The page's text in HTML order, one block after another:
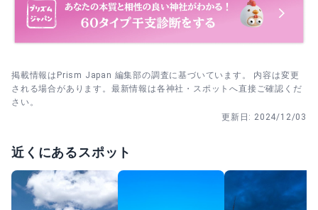
アクセスが良いので、会社帰りに会社仲間とふらっとプロ野
球観戦に行けました！良い思い出です！🍺
もっとみる
掲載情報はPrism Japan 編集部の調査に基づいています。 内容は変更
される場合があります。最新情報は各神社・スポットへ直接ご確認くだ
さい。
更新日: 2024/12/03
近くにあるスポット